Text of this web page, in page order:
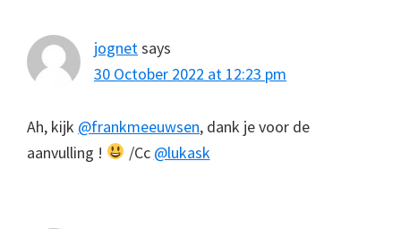
jognetsays
30 October 2022 at 12:23 pm
Ah, kijk @frankmeeuwsen, dank je voor de
aanvulling !
/Cc @lukask